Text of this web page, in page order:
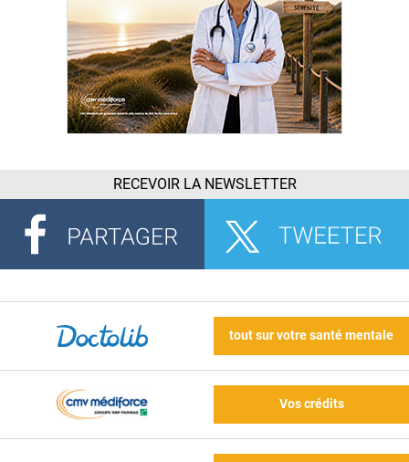
RECEVOIR LA NEWSLETTER
tout sur votre santé mentale
Vos crédits